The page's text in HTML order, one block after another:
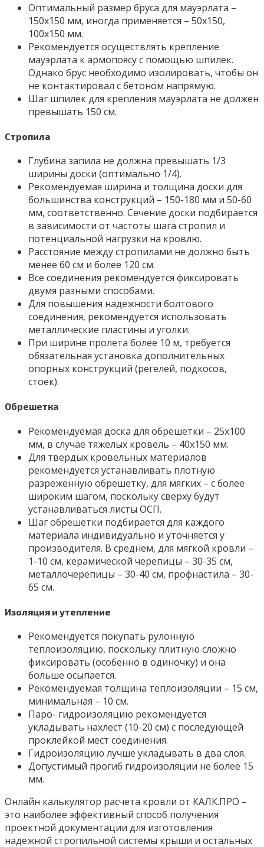
Оптимальный размер бруса для мауэрлата –
150х150 мм, иногда применяется – 50х150,
100х150 мм.
Рекомендуется осуществлять крепление
мауэрлата к армопоясу с помощью шпилек.
Однако брус необходимо изолировать, чтобы он
не контактировал с бетоном напрямую.
Шаг шпилек для крепления мауэрлата не должен
превышать 150 см.
Стропила
Глубина запила не должна превышать 1/3
ширины доски (оптимально 1/4).
Рекомендуемая ширина и толщина доски для
большинства конструкций – 150-180 мм и 50-60
мм, соответственно. Сечение доски подбирается
в зависимости от частоты шага стропил и
потенциальной нагрузки на кровлю.
Расстояние между стропилами не должно быть
менее 60 см и более 120 см.
Все соединения рекомендуется фиксировать
двумя разными способами.
Для повышения надежности болтового
соединения, рекомендуется использовать
металлические пластины и уголки.
При ширине пролета более 10 м, требуется
обязательная установка дополнительных
опорных конструкций (регелей, подкосов,
стоек).
Обрешетка
Рекомендуемая доска для обрешетки – 25х100
мм, в случае тяжелых кровель – 40х150 мм.
Для твердых кровельных материалов
рекомендуется устанавливать плотную
разреженную обрешетку, для мягких – с более
широким шагом, поскольку сверху будут
устанавливаться листы ОСП.
Шаг обрешетки подбирается для каждого
материала индивидуально и уточняется у
производителя. В среднем, для мягкой кровли –
1-10 см, керамической черепицы – 30-35 см,
металлочерепицы – 30-40 см, профнастила – 30-
65 см.
Изоляция и утепление
Рекомендуется покупать рулонную
теплоизоляцию, поскольку плитную сложно
фиксировать (особенно в одиночку) и она
больше осыпается.
Рекомендуемая толщина теплоизоляции – 15 см,
минимальная – 10 см.
Паро- гидроизоляцию рекомендуется
укладывать нахлест (10-20 см) с последующей
проклейкой мест соединения.
Гидроизоляцию лучше укладывать в два слоя.
Допустимый прогиб гидроизоляции не более 15
мм.
Онлайн калькулятор расчета кровли от КАЛК.ПРО –
это наиболее эффективный способ получения
проектной документации для изготовления
надежной стропильной системы крыши и остальных